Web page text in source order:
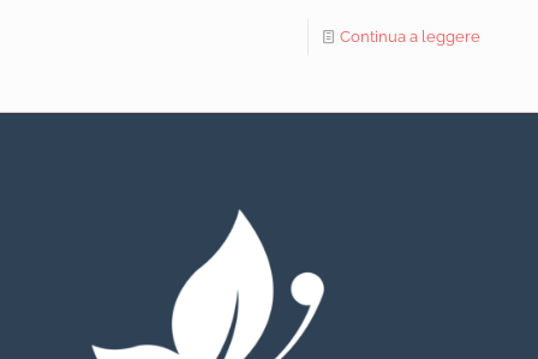
Continua a leggere